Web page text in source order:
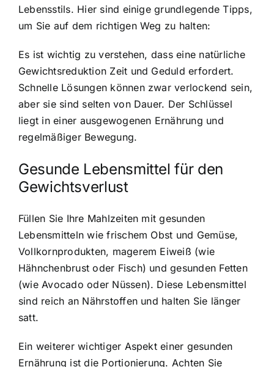
Lebensstils. Hier sind einige grundlegende Tipps,
um Sie auf dem richtigen Weg zu halten:
Es ist wichtig zu verstehen, dass eine natürliche
Gewichtsreduktion Zeit und Geduld erfordert.
Schnelle Lösungen können zwar verlockend sein,
aber sie sind selten von Dauer. Der Schlüssel
liegt in einer ausgewogenen Ernährung und
regelmäßiger Bewegung.
Gesunde Lebensmittel für den
Gewichtsverlust
Füllen Sie Ihre Mahlzeiten mit gesunden
Lebensmitteln wie frischem Obst und Gemüse,
Vollkornprodukten, magerem Eiweiß (wie
Hähnchenbrust oder Fisch) und gesunden Fetten
(wie Avocado oder Nüssen). Diese Lebensmittel
sind reich an Nährstoffen und halten Sie länger
satt.
Ein weiterer wichtiger Aspekt einer gesunden
Ernährung ist die Portionierung. Achten Sie